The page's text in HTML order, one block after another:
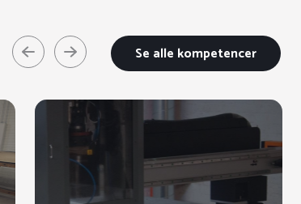
Se alle kompetencer